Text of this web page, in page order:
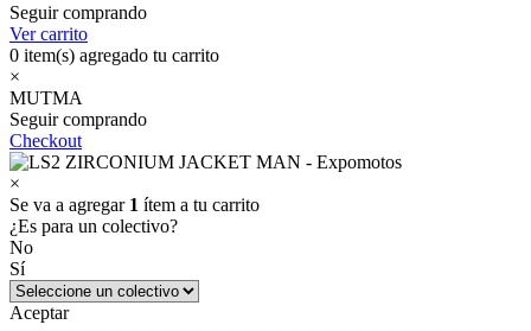
Seguir comprando
Ver carrito
0 item(s) agregado tu carrito
×
MUTMA
Seguir comprando
Checkout
×
Se va a agregar 1 ítem a tu carrito
¿Es para un colectivo?
No
Sí
Aceptar